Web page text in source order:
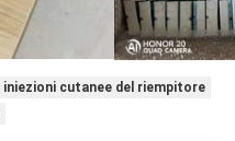
iniezioni cutanee del riempitore